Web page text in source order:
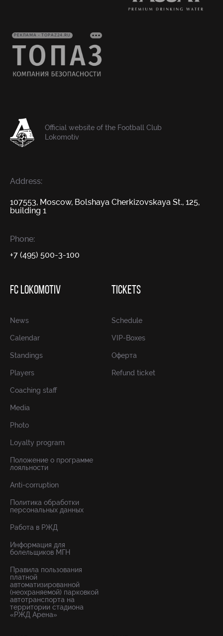
РЕКЛАМА • TOPAZ24.RU
Official website of the Football Club
Lokomotiv
Address:
107553, Moscow, Bolshaya Cherkizovskaya St., 125,
building 1
Phone:
+7 (495) 500-3-100
FC LOKOMOTIV
News
Calendar
Standings
Players
Coaching staff
Media
Photo
Loyalty program
Положение о программе
лояльности
Anti-corruption
Политика обработки
персональных данных
Работа в РЖД
Информация для
болельщиков МГН
Правила пользования
платной
автоматизированной
(неохраняемой) парковкой
автотранспорта на
территории стадиона
«РЖД Арена»
TICKETS
Schedule
VIP-Boxes
Оферта
Refund ticket